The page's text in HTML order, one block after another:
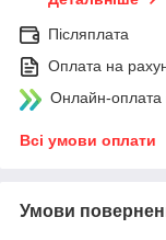
Післяплата
Оплата на
Онлайн-оплата
Всі умови оплати
Умови